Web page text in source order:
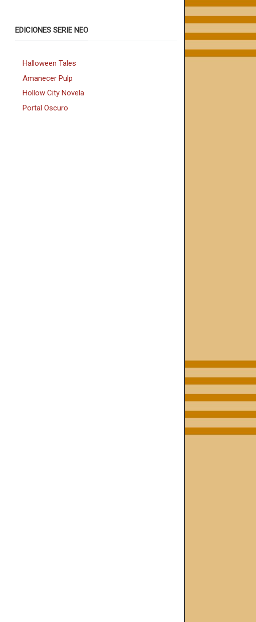
EDICIONES SERIE NEO
Halloween Tales
Amanecer Pulp
Hollow City Novela
Portal Oscuro